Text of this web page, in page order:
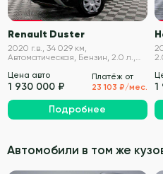
VIN проверен
Renault Duster
2020 г.в., 34 029 км,
Автоматическая, Бензин, 2.0 л.,
Цена авто
1 930 000 ₽
Платёж от
23 103 ₽/мес.
Подробнее
1
Автомобили в том же